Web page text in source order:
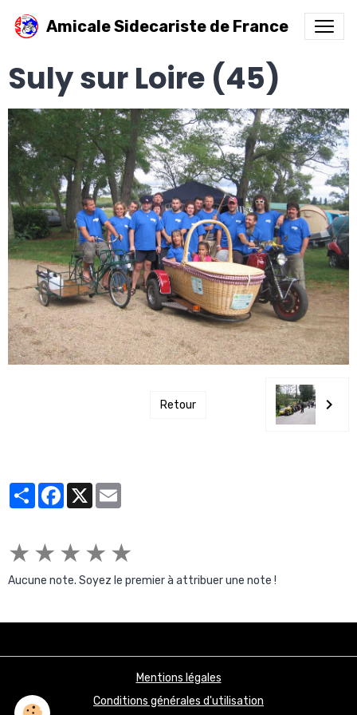
Amicale Sidecariste de France
Suly sur Loire (45)
Retour
PartagerFacebook
X
★ ★ ★ ★ ★
Aucune note. Soyez le premier à attribuer une note !
Mentions légales
Conditions générales d'utilisation